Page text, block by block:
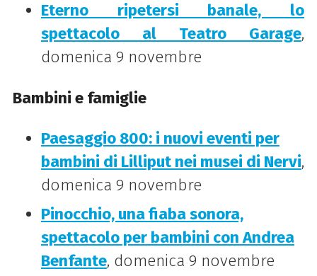
Eterno ripetersi banale, lo
spettacolo al Teatro Garage,
domenica 9 novembre
Bambini e famiglie
Paesaggio 800: i nuovi eventi per
bambini di Lilliput nei musei di Nervi,
domenica 9 novembre
Pinocchio, una fiaba sonora,
spettacolo per bambini con Andrea
Benfante, domenica 9 novembre